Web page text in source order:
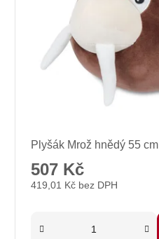
Plyšák Mrož hnědý 55 cm
419,01 Kč bez DPH
507 Kč